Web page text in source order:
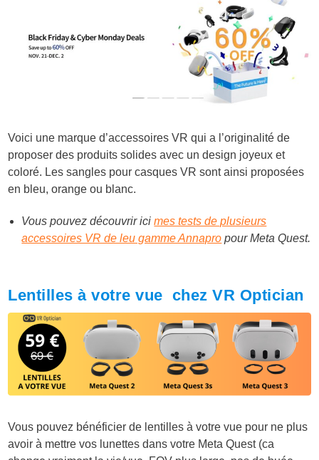
Voici une marque d’accessoires VR qui a l’originalité de
proposer des produits solides avec un design joyeux et
coloré. Les sangles pour casques VR sont ainsi proposées
en bleu, orange ou blanc.
Vous pouvez découvrir icimes tests de plusieurs
accessoires VR de leu gamme Annapro pour Meta Quest.
Lentilles à votre vue chez VR Optician
Vous pouvez bénéficier de lentilles à votre vue pour ne plus
avoir à mettre vos lunettes dans votre Meta Quest (ca